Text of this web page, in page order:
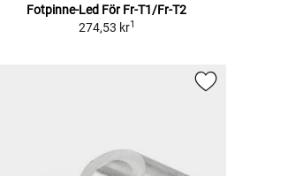
Fotpinne-Led För Fr-T1/Fr-T2
274,53 kr1